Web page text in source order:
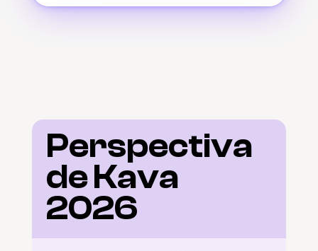
Perspectiva
de Kava
2026